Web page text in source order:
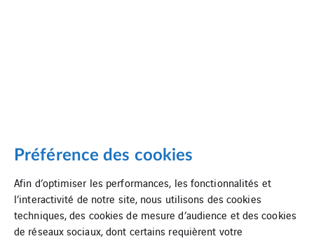
Préférence des cookies
Afin d’optimiser les performances, les fonctionnalités et
l’interactivité de notre site, nous utilisons des cookies
techniques, des cookies de mesure d’audience et des cookies
de réseaux sociaux, dont certains requièrent votre